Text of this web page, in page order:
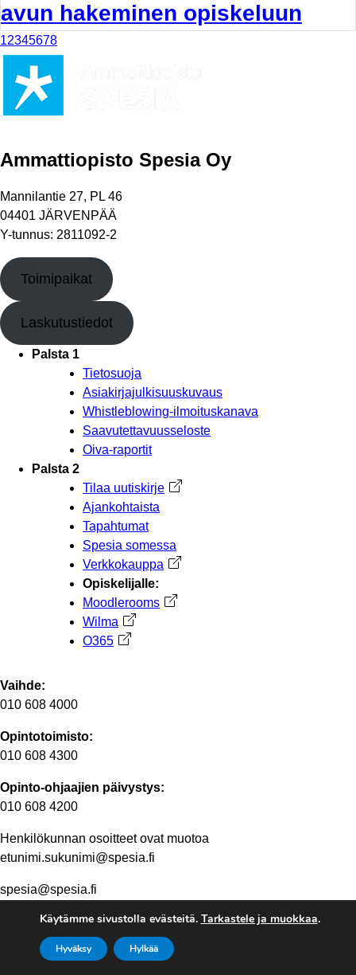
avun hakeminen opiskeluun
12345678
Ammattiopisto Spesia Oy
Mannilantie 27, PL 46
04401 JÄRVENPÄÄ
Y-tunnus: 2811092-2
Toimipaikat
Laskutustiedot
Palsta 1
Tietosuoja
Asiakirjajulkisuuskuvaus
Whistleblowing-ilmoituskanava
Saavutettavuusseloste
Oiva-raportit
Palsta 2
Tilaa uutiskirje Avautuu uuteen välilehteen
Ajankohtaista
Tapahtumat
Spesia somessa
Verkkokauppa Avautuu uuteen välilehteen
Opiskelijalle:
Moodlerooms Avautuu uuteen välilehteen
Wilma Avautuu uuteen välilehteen
O365 Avautuu uuteen välilehteen
Vaihde:
010 608 4000
Opintotoimisto:
010 608 4300
Opinto-ohjaajien päivystys:
010 608 4200
Henkilökunnan osoitteet ovat muotoa
etunimi.sukunimi@spesia.fi
spesia@spesia.fi
Henkilöstön yhteystiedot
© 2026 Ammattiopisto Spesia
Käytämme sivustolla evästeitä. Tarkastele ja muokkaa.
Hyväksy Hylkää